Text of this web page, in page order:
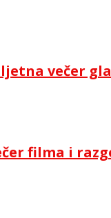
večer
filma i